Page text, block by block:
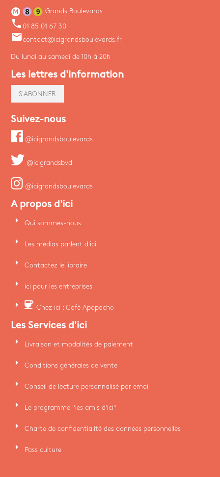
Grands Boulevards
phone 01 85 01 67 30
emailcontact@icigrandsboulevards.fr
Du lundi au samedi de 10h à 20h
Les lettres d'information
S'ABONNER
Suivez-nous
@icigrandsboulevards
@icigrandsbvd
@icigrandsboulevards
A propos d'ici
arrow_right Qui sommes-nous
arrow_right Les médias parlent d'ici
arrow_right Contactez le libraire
arrow_right ici pour les entreprises
arrow_right coffee Chez ici : Café Apapacho
Les Services d'ici
arrow_right Livraison et modalités de paiement
arrow_right Conditions générales de vente
arrow_right Conseil de lecture personnalisé par email
arrow_right Le programme "les amis d'ici"
arrow_right Charte de confidentialité des données personnelles
arrow_right Pass culture